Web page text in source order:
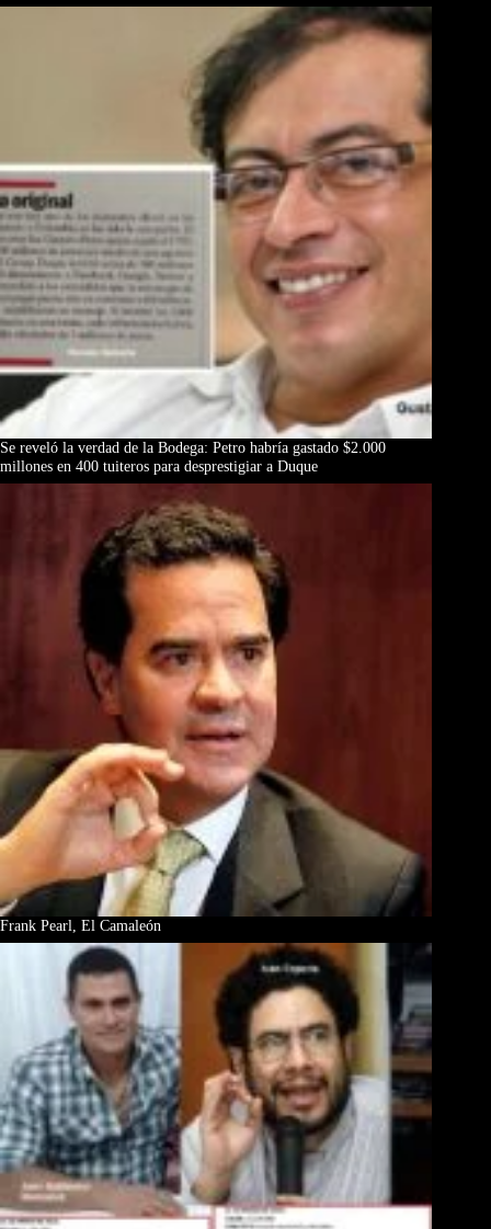
Se reveló la verdad de la Bodega: Petro habría gastado $2.000
millones en 400 tuiteros para desprestigiar a Duque
Frank Pearl, El Camaleón